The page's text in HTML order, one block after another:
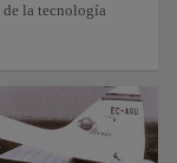
la tecnología